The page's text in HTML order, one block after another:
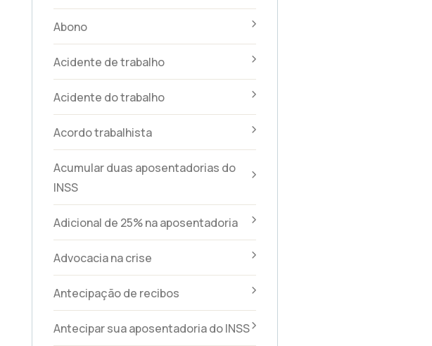
Abono
Acidente de trabalho
Acidente do trabalho
Acordo trabalhista
Acumular duas aposentadorias do
INSS
Adicional de 25% na aposentadoria
Advocacia na crise
Antecipação de recibos
Antecipar sua aposentadoria do INSS